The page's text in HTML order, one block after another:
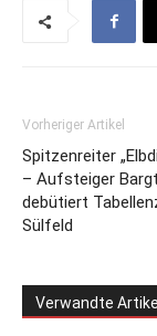
Vorheriger Artikel
Spitzenreiter
– Aufsteiger
debütiert
Sülfeld
Verwandte Artikel